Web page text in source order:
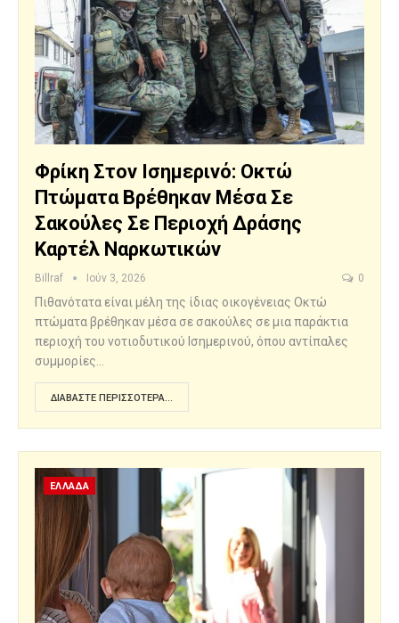
Φρίκη Στον Ισημερινό: Οκτώ
Πτώματα Βρέθηκαν Μέσα Σε
Σακούλες Σε Περιοχή Δράσης
Καρτέλ Ναρκωτικών
Billraf Ιούν 3, 2026 0
Πιθανότατα είναι μέλη της ίδιας οικογένειας Οκτώ
πτώματα βρέθηκαν μέσα σε σακούλες σε μια παράκτια
περιοχή του νοτιοδυτικού Ισημερινού, όπου αντίπαλες
συμμορίες…
ΔΙΑΒΆΣΤΕ ΠΕΡΙΣΣΌΤΕΡΑ...
ΕΛΛΑΔΑ